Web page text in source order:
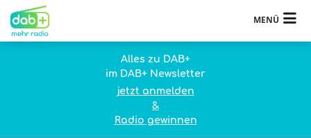
MENÜ
Alles zu DAB+
im DAB+ Newsletter
jetzt anmelden
&
Radio gewinnen